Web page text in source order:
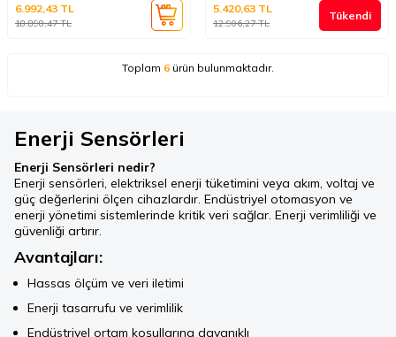
18.898,47TL
6.992,43 TL
12.906,27TL
5.420,63 TL Tükendi
Toplam 6 ürün bulunmaktadır.
Enerji Sensörleri
Enerji Sensörleri nedir?
Enerji sensörleri, elektriksel enerji tüketimini veya akım, voltaj ve
güç değerlerini ölçen cihazlardır. Endüstriyel otomasyon ve
enerji yönetimi sistemlerinde kritik veri sağlar. Enerji verimliliği ve
güvenliği artırır.
Avantajları:
Hassas ölçüm ve veri iletimi
Enerji tasarrufu ve verimlilik
Endüstriyel ortam koşullarına dayanıklı